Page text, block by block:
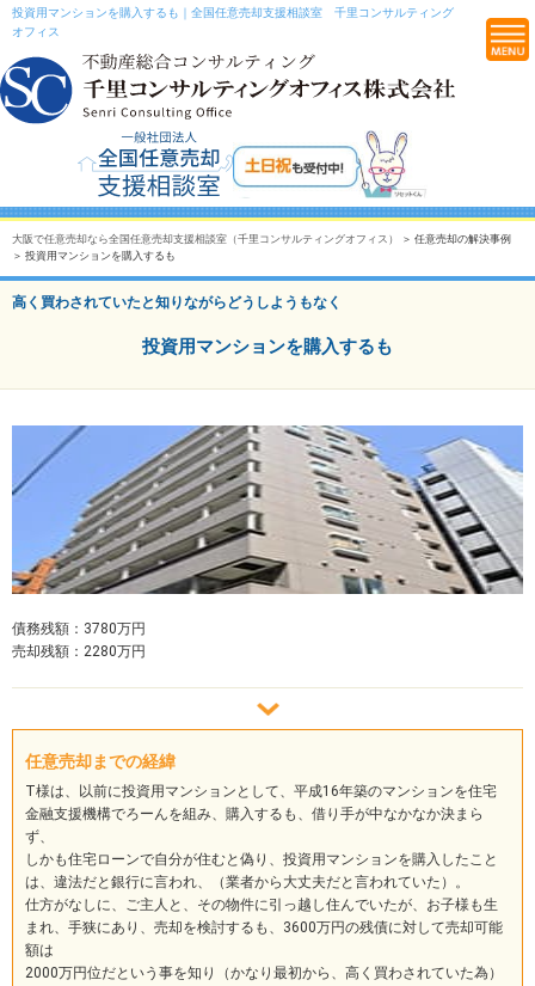
投資用マンションを購入するも｜全国任意売却支援相談室 千里コンサルティング
オフィス
大阪で任意売却なら全国任意売却支援相談室（千里コンサルティングオフィス）
＞ 任意売却の解決事例
＞ 投資用マンションを購入するも
高く買わされていたと知りながらどうしようもなく
投資用マンションを購入するも
債務残額：3780万円
売却残額：2280万円
任意売却までの経緯
T様は、以前に投資用マンションとして、平成16年築のマンションを住宅
金融支援機構でろーんを組み、購入するも、借り手が中なかなか決まら
ず、
しかも住宅ローンで自分が住むと偽り、投資用マンションを購入したこと
は、違法だと銀行に言われ、（業者から大丈夫だと言われていた）。
仕方がなしに、ご主人と、その物件に引っ越し住んでいたが、お子様も生
まれ、手狭にあり、売却を検討するも、3600万円の残債に対して売却可能
額は
2000万円位だという事を知り（かなり最初から、高く買わされていた為）